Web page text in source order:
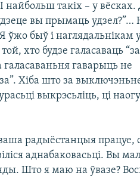
такіх – у
вы прымаць
ўжо быў і наглядальнікам
хто будзе галасаваць
галасаваньня гаварыць не
Хіба што за
выкрэсьліць, ці
радыёстанцыя
аднабаковасьці. Вы
Што я маю на ўвазе?